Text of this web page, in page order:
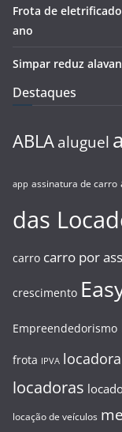
Frota de
ano
Simpar reduz
Destaques
ABLA aluguel
app assinatura de carro
das
carro carro por
crescimento
Empreendedorismo
frota IPVA locadora
locadoras
locação de veículos